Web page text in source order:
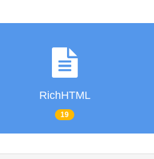
RichHTML
19